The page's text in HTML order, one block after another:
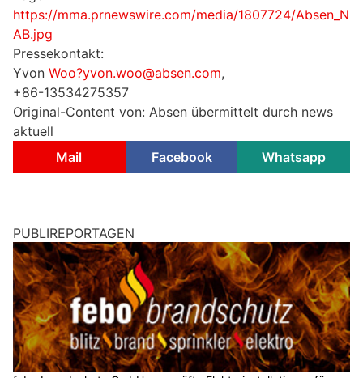
https://mma.prnewswire.com/media/1807724/Absen_N
AB.jpg
Pressekontakt:
Yvon Woo?yvon.woo@absen.com,
+86-13534275357
Original-Content von: Absen übermittelt durch news
aktuell
Mail
Facebook Whatsapp
PUBLIREPORTAGEN